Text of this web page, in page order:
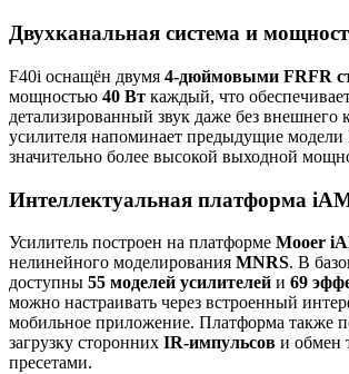
Двухканальная система и
F40i оснащён двумя 4-дюймовыми FRFR
мощностью 40 Вт каждый, что
детализированный звук даже без внешнего
усилителя напоминает предыдущие модели
значительно более высокой выходной
Интеллектуальная платформа
Усилитель построен на платформе Mooer
нелинейного моделирования MNRS. В
доступны 55 моделей усилителей и 69
можно настраивать через встроенный
мобильное приложение. Платформа также
загрузку сторонних IR-импульсов и обмен
пресетами.